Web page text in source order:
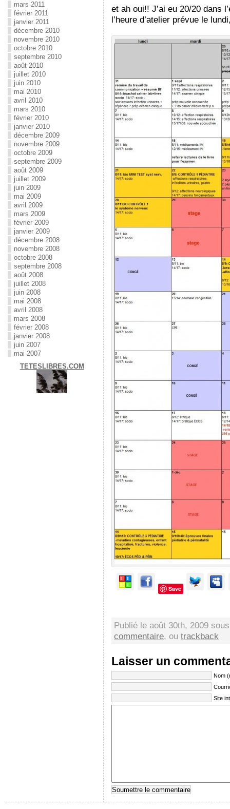
et ah oui!! J’ai eu 20/20 dans
l’heure d’atelier prévue le
Save
Publié le août 30th, 2009
commentaire, outrackback
Laisser un
Nom
Site
mars 2011
février 2011
janvier 2011
décembre 2010
novembre 2010
octobre 2010
septembre 2010
août 2010
juillet 2010
juin 2010
mai 2010
avril 2010
mars 2010
février 2010
janvier 2010
décembre 2009
novembre 2009
octobre 2009
septembre 2009
août 2009
juillet 2009
juin 2009
mai 2009
avril 2009
mars 2009
février 2009
janvier 2009
décembre 2008
novembre 2008
octobre 2008
septembre 2008
août 2008
juillet 2008
juin 2008
mai 2008
avril 2008
mars 2008
février 2008
janvier 2008
juin 2007
mai 2007
TETESLIBRES.COM